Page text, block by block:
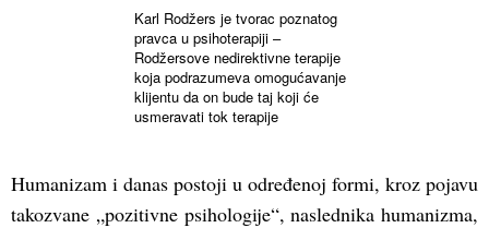
Karl Rodžers je tvorac poznatog
pravca u psihoterapiji –
Rodžersove nedirektivne terapije
koja podrazumeva omogućavanje
klijentu da on bude taj koji će
usmeravati tok terapije
Humanizam i danas postoji u određenoj formi, kroz pojavu
takozvane „pozitivne psihologije“, naslednika humanizma,